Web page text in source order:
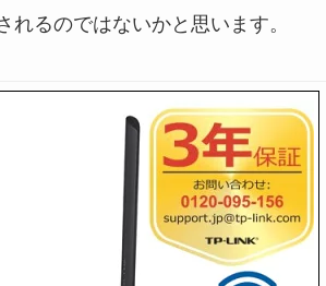
れるのではないかと思います。